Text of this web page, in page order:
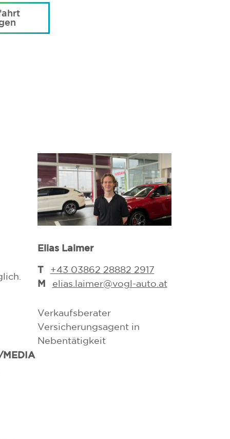
MEDIA
Elias Laimer
T +43 03862 28882 2917
M elias.laimer@vogl-auto.at
Verkaufsberater
Versicherungsagent in
Nebentätigkeit